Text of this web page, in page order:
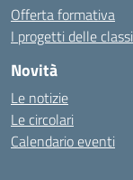
Offerta formativa
I progetti delle classi
Novità
Le notizie
Le circolari
Calendario eventi